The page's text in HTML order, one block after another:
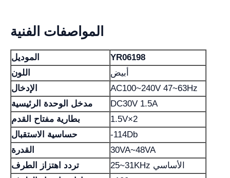
المواصفات الفنية
الموديل
YR06198
اللون
أبيض
الإدخال
AC100~240V 47~63Hz
مدخل الوحدة الرئيسية
DC30V 1.5A
بطارية مفتاح القدم
1.5V×2
حساسية الاستقبال
‑114Db
القدرة
30VA~48VA
تردد اهتزاز الطرف
25~31KHz الأساسي